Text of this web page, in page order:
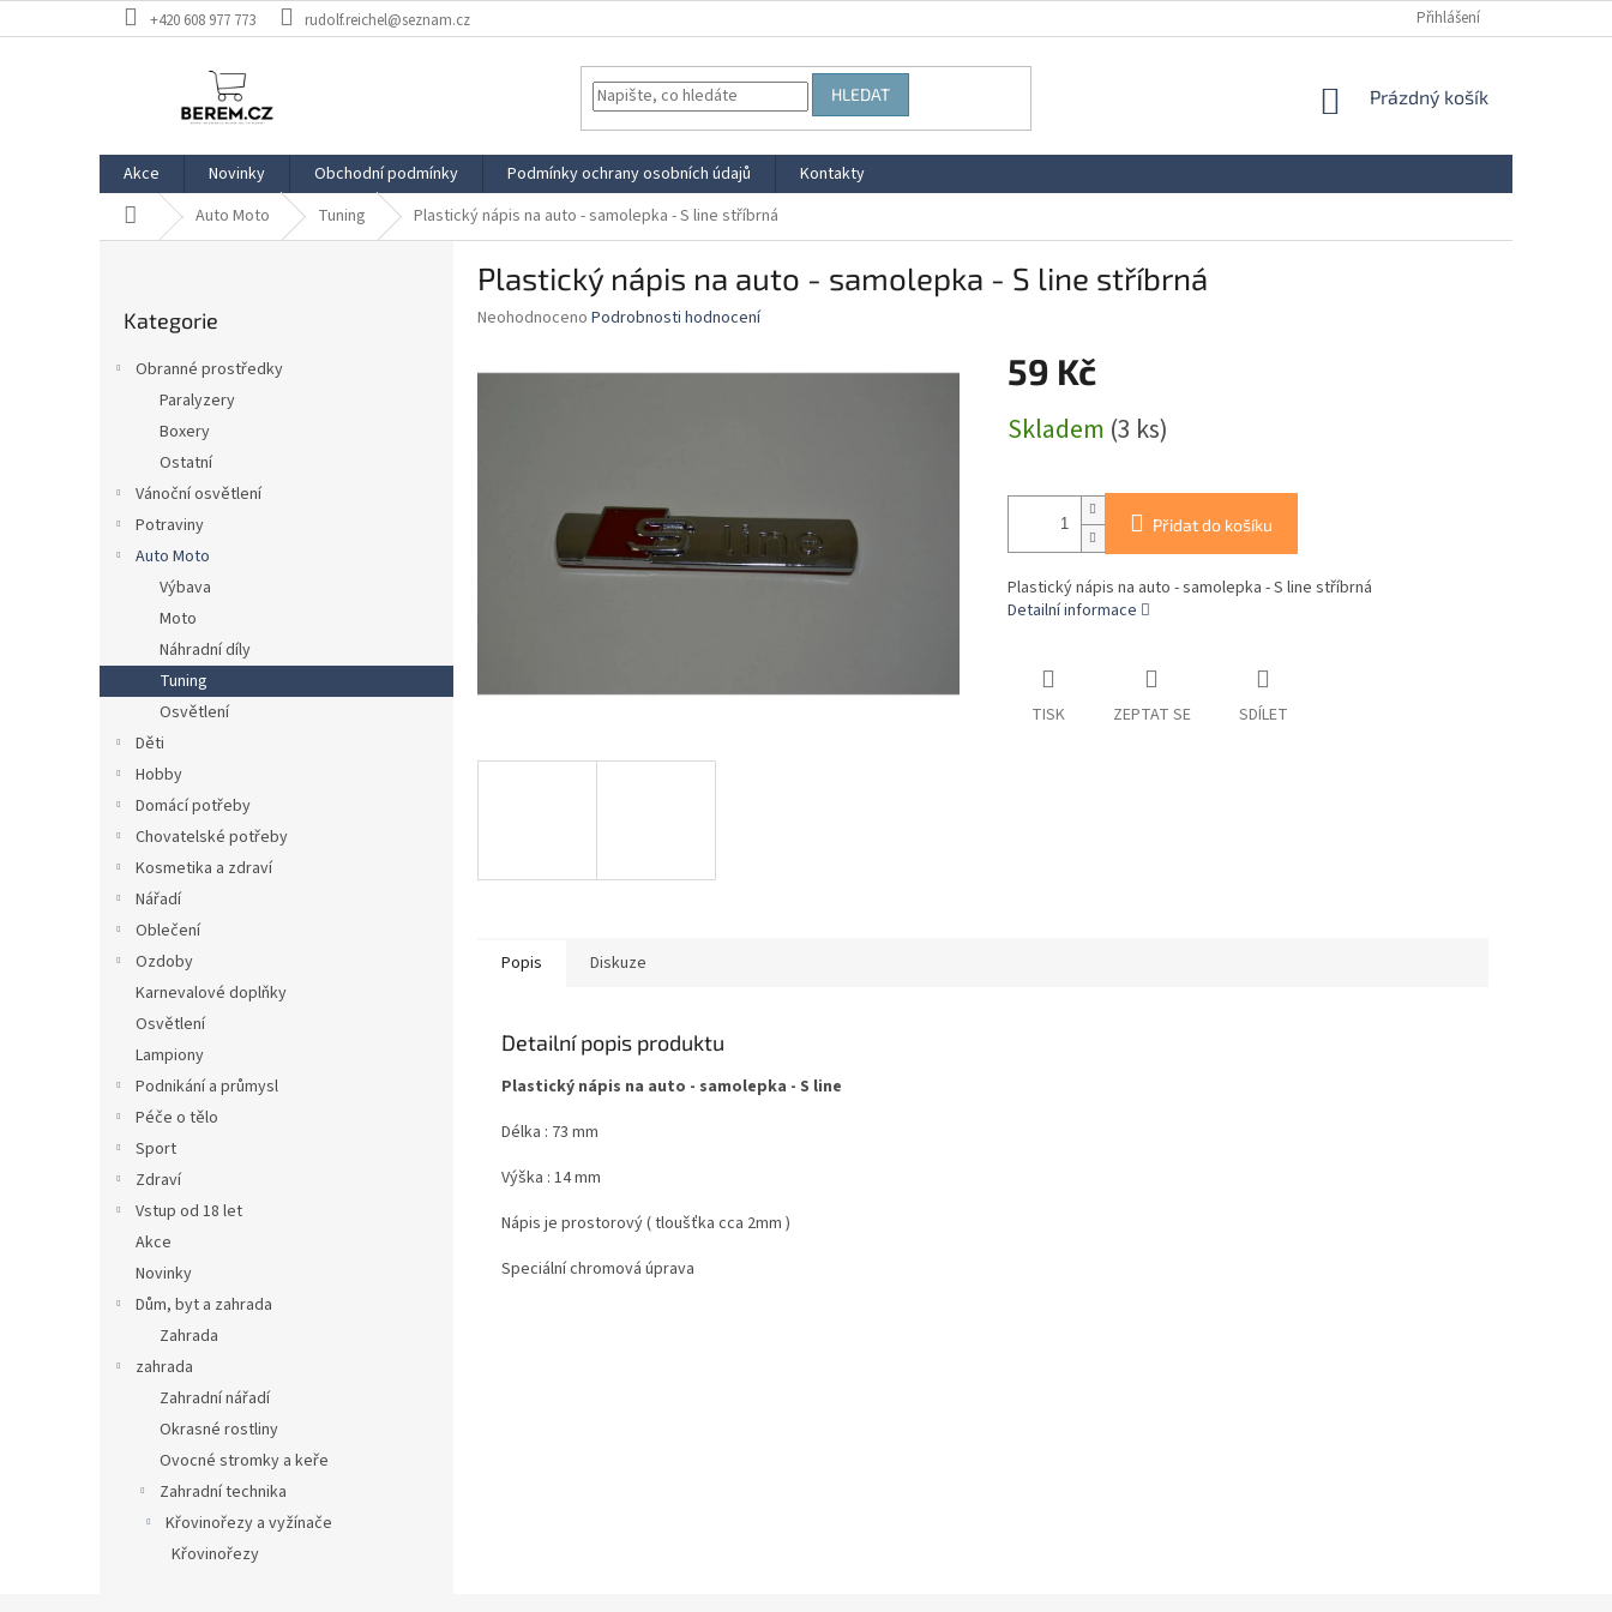
na
+420 608 977 773 rudolf.reichel@seznam.cz Přihlášení
HLEDAT
NÁKUPNÍ
Prázdný košík
Akce Novinky Obchodní podmínky Podmínky ochrany osobních údajů
Kontakty
Domů Auto Moto Tuning Plastický nápis na auto - samolepka - S line stříbrná
kategorie
Kategorie
Obranné prostředky
Paralyzery
Boxery
Ostatní
Vánoční osvětlení
Potraviny
Auto Moto
Výbava
Moto
Náhradní díly
Tuning
Osvětlení
Děti
Hobby
Domácí potřeby
Chovatelské potřeby
Kosmetika a zdraví
Nářadí
Oblečení
Ozdoby
Karnevalové doplňky
Osvětlení
Lampiony
Podnikání a průmysl
Péče o tělo
Sport
Zdraví
Vstup od 18 let
Akce
Novinky
Dům, byt a zahrada
Zahrada
zahrada
Zahradní nářadí
Okrasné rostliny
Ovocné stromky a keře
Zahradní technika
Křovinořezy a vyžínače
Křovinořezy
Plastický nápis na auto - samolepka - S line stříbrná
Průměrné
Neohodnoceno Podrobnosti hodnocení
59 Kč
cena:
Skladem (3 ks)
Přidat do košíku
Plastický nápis na auto - samolepka - S line stříbrná
Detailní informace
TISK ZEPTAT SE SDÍLET
Popis Diskuze
Detailní popis produktu
Plastický nápis na auto - samolepka - S line
Délka : 73 mm
Výška : 14 mm
Nápis je prostorový ( tloušťka cca 2mm )
Speciální chromová úprava